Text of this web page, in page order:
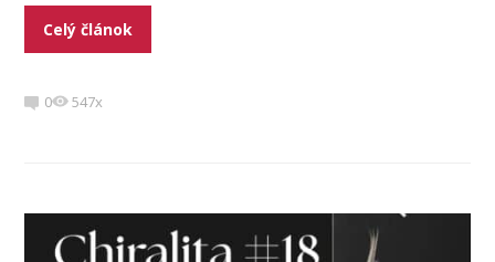
Celý článok
0 547x